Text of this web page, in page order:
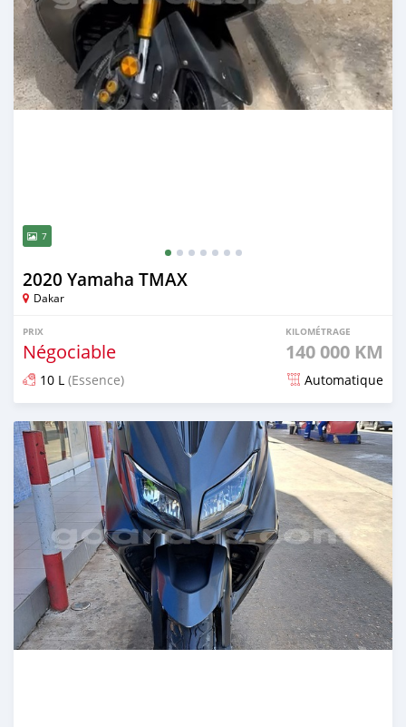
7
2020 Yamaha TMAX
Dakar
PRIX
Négociable
KILOMÉTRAGE
140 000 KM
10 L (Essence) Automatique
Publié il y a presque 2 ans